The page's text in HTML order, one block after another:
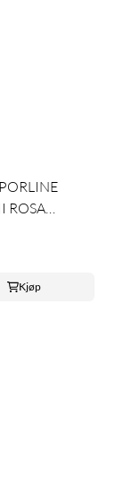
ROSA
Kjøp